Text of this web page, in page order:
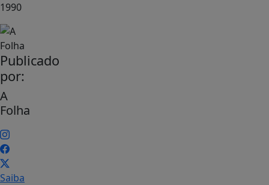
1990
Publicado
por:
A
Folha
Saiba